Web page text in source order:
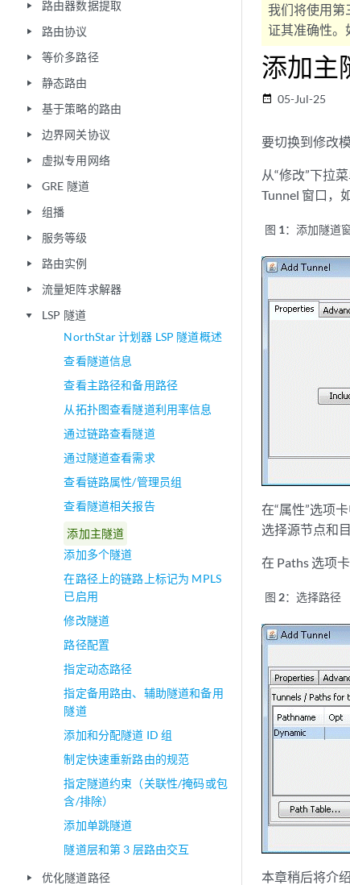
play_arrow 路由器数据提取
play_arrow 路由协议
play_arrow 等价多路径
play_arrow 静态路由
play_arrow 基于策略的路由
play_arrow 边界网关协议
play_arrow 虚拟专用网络
play_arrow GRE 隧道
play_arrow 组播
play_arrow 服务等级
play_arrow 路由实例
play_arrow 流量矩阵求解器
play_arrow
LSP 隧道
NorthStar 计划器 LSP 隧道概述
查看隧道信息
查看主路径和备用路径
从拓扑图查看隧道利用率信息
通过链路查看隧道
通过隧道查看需求
查看链路属性/管理员组
查看隧道相关报告
添加主隧道
添加多个隧道
在路径上的链路上标记为 MPLS
已启用
修改隧道
路径配置
指定动态路径
指定备用路由、辅助隧道和备用
隧道
添加和分配隧道 ID 组
制定快速重新路由的规范
指定隧道约束（关联性/掩码或包
含/排除）
添加单跳隧道
隧道层和第 3 层路由交互
play_arrow 优化隧道路径
我们将使用第
证其准确性。
添加主
date_range 05-Jul-25
要切换到修改
从“修改”下拉
Tunnel 窗口，
图 1： 添加隧道
在“属性”选项
选择源节点和
在 Paths 选项
图 2： 选择路径
本章稍后将介